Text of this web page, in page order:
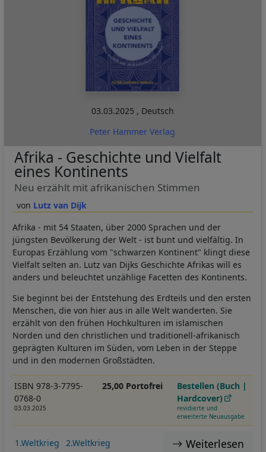
03.03.2025 , Deutsch
Peter Hammer Verlag
Lutz van Dijk
Afrika - Geschichte und Vielfalt
eines Kontinents
Neu erzählt mit afrikanischen Stimmen
Afrika - mit 54 Staaten, über 2000 Sprachen und der
jüngsten Bevölkerung der Welt - ist bunt und vielfältig. In
Europas Erzählung vom "schwarzen Kontinent" klingt diese
Vielfalt selten an. Lutz van Dijks Geschichte Afrikas will es
anders und beleuchtet unzählige Facetten des Kontinents.
Sie beginnt bei der Entstehung des Erdteils und den ersten
Menschen, die von hier aus in alle Welt wanderten. Sie
erzählt von den frühen Hochkulturen im islamischen
Norden und den christlichen und traditionell-afrikanisch
geprägten Kulturen im Süden, vom Leben in der Steppe
und in den modernen Großstädten.
ISBN 978-3-7795-
0768-0
03.03.2025
25,00 Portofrei
Bestellen (Buch |
Hardcover)
revidierte und
erweiterte Neuausgabe
Weiterlesen
1.Weltkrieg
2.Weltkrieg